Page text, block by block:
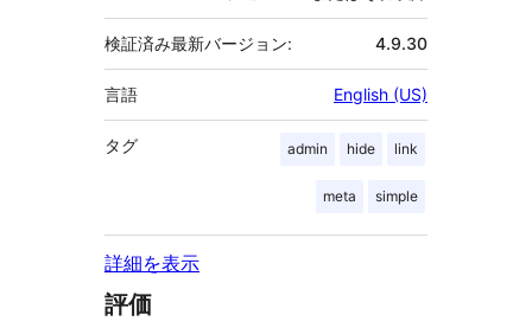
検証済み最新バージョン: 4.9.30
言語 English (US)
タグ admin hide link
meta simple
詳細を表示
評価